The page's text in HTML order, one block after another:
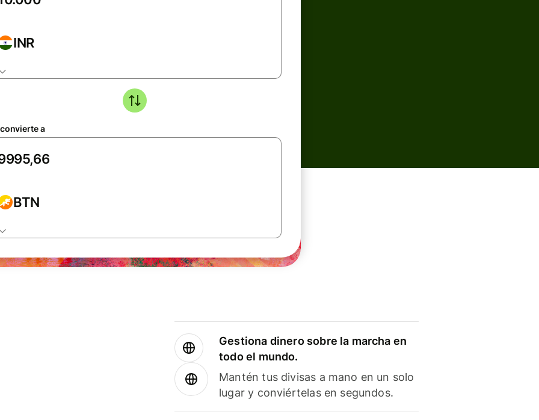
INR
a
BTN
Gestiona dinero sobre la marcha en
todo el mundo.
Mantén tus divisas a mano en un solo
lugar y conviértelas en segundos.